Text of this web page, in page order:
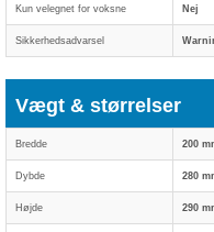
Kun velegnet for voksne Nej
Sikkerhedsadvarsel
Vægt & størrelser
Bredde 200
Dybde 280
Højde 290